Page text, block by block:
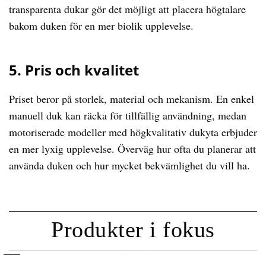
transparenta dukar gör det möjligt att placera högtalare
bakom duken för en mer biolik upplevelse.
5. Pris och kvalitet
Priset beror på storlek, material och mekanism. En enkel
manuell duk kan räcka för tillfällig användning, medan
motoriserade modeller med högkvalitativ dukyta erbjuder
en mer lyxig upplevelse. Överväg hur ofta du planerar att
använda duken och hur mycket bekvämlighet du vill ha.
Produkter i fokus